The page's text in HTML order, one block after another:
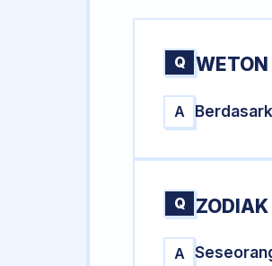
Q WETON
A
Q ZODIAK
A